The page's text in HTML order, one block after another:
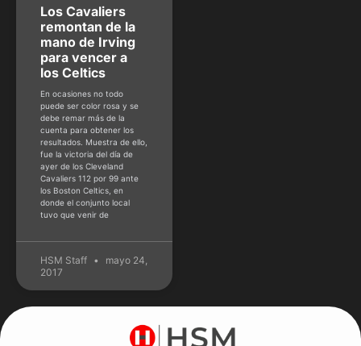
Los Cavaliers
remontan de la
mano de Irving
para vencer a
los Celtics
En ocasiones no todo
puede ser color rosa y se
debe remar más de la
cuenta para obtener los
resultados. Muestra de ello,
fue la victoria del día de
ayer de los Cleveland
Cavaliers 112 por 99 ante
los Boston Celtics, en
donde el conjunto local
tuvo que venir de
HSM Staff
mayo 24,
2017